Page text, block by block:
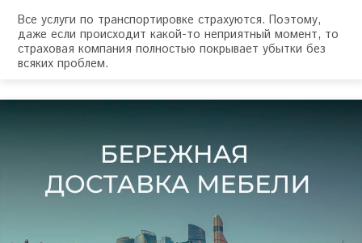
Все услуги по транспортировке страхуются. Поэтому,
даже если происходит какой-то неприятный момент, то
страховая компания полностью покрывает убытки без
всяких проблем.